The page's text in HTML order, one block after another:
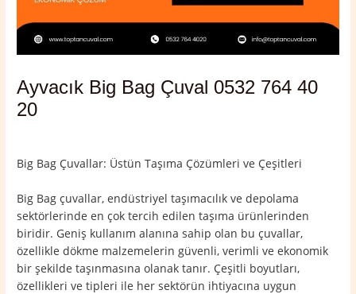
Ayvacık Big Bag Çuval 0532 764 40
20
Big Bag Çuvallar: Üstün Taşıma Çözümleri ve Çeşitleri
Big Bag çuvallar, endüstriyel taşımacılık ve depolama
sektörlerinde en çok tercih edilen taşıma ürünlerinden
biridir. Geniş kullanım alanına sahip olan bu çuvallar,
özellikle dökme malzemelerin güvenli, verimli ve ekonomik
bir şekilde taşınmasına olanak tanır. Çeşitli boyutları,
özellikleri ve tipleri ile her sektörün ihtiyacına uygun